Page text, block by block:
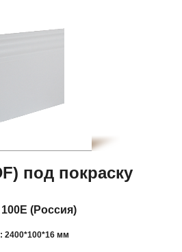
под покраску
(Россия)
2400*100*16 мм